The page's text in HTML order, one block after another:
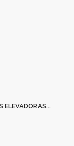
ELEVADORAS...